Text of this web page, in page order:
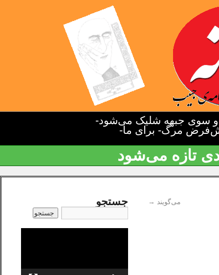
سوی جبهه شلیک می‌شود-
مرگ- برای ما-
تازه می‌شود
می‌گویند → جستجو